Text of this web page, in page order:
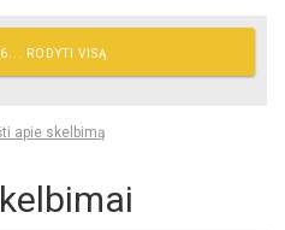
RODYTI VISĄ
apie skelbimą